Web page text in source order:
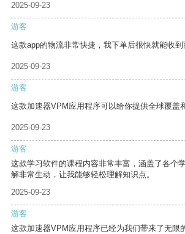
2025-09-23
游客
这款app的物流非常快捷，我下单后很快就能收到
2025-09-23
游客
这款加速器VPM应用程序可以给你提供全球覆盖
2025-09-23
游客
这款学习软件的课程内容非常丰富，涵盖了各个
解非常生动，让我能够轻松理解知识点。
2025-09-23
游客
这款加速器VPM应用程序已经为我们带来了无限